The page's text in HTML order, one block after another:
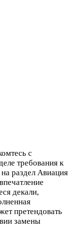
с
требования к
раздел Авиация
декали,
претендовать
замены